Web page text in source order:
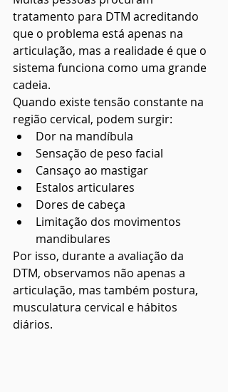
tratamento para DTM acreditando
que o problema está apenas na
articulação, mas a realidade é que o
sistema funciona como uma grande
cadeia.
Quando existe tensão constante na
região cervical, podem surgir:
Dor na mandíbula
Sensação de peso facial
Cansaço ao mastigar
Estalos articulares
Dores de cabeça
Limitação dos movimentos
mandibulares
Por isso, durante a avaliação da
DTM, observamos não apenas a
articulação, mas também postura,
musculatura cervical e hábitos
diários.